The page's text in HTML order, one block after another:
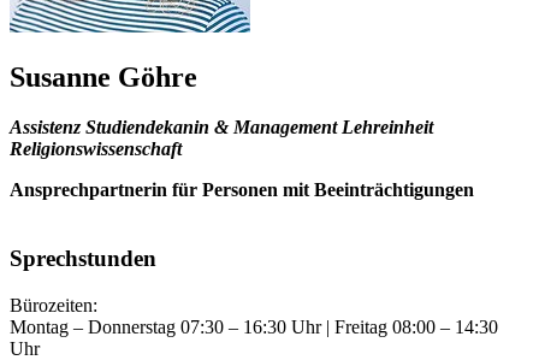
Susanne Göhre
Assistenz Studiendekanin & Management Lehreinheit
Religionswissenschaft
Ansprechpartnerin für Personen mit Beeinträchtigungen
Sprechstunden
Bürozeiten:
Montag – Donnerstag 07:30 – 16:30 Uhr | Freitag 08:00 – 14:30
Uhr